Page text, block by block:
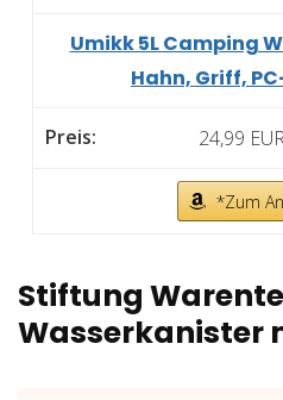
Umikk 5L Camping
Hahn, Griff,
24,99
*Zum
Stiftung
Wasserkanister